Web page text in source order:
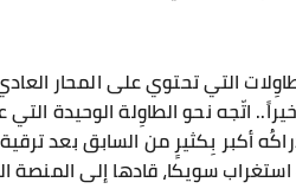
التي تحتوي على المحار العادي
اتّجه نحو الطاوِلة الوحيدة التي
أكبر بِكثيرٍ من السابق بعد
سويكا، قادها إلى المنصة